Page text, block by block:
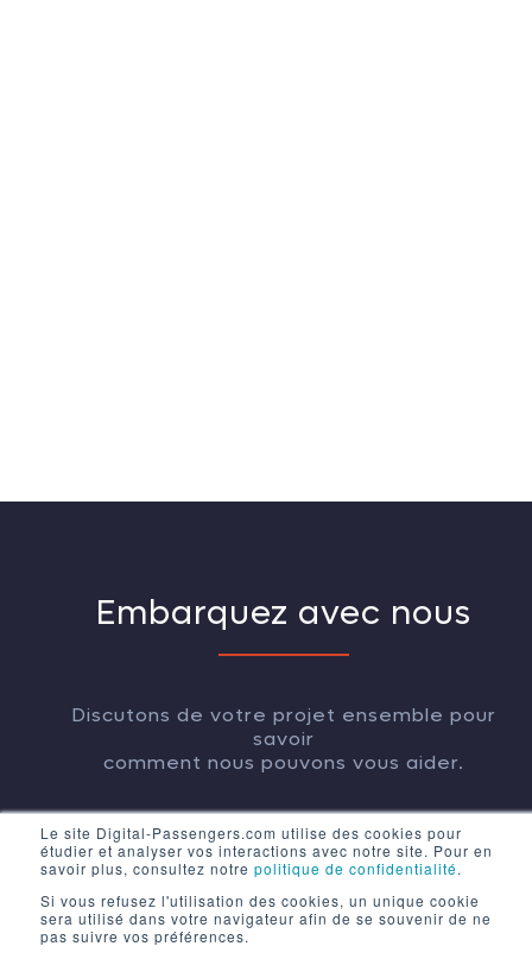
Le site Digital-Passengers.com utilise des cookies pour
étudier et analyser vos interactions avec notre site. Pour en
savoir plus, consultez notre politique de confidentialité.
Si vous refusez l'utilisation des cookies, un unique cookie
sera utilisé dans votre navigateur afin de se souvenir de ne
pas suivre vos préférences.
Embarquez avec nous
Discutons de votre projet ensemble pour
savoir
comment nous pouvons vous aider.
CONTACT